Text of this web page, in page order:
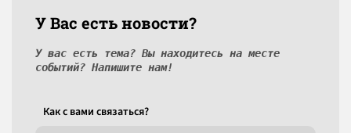
У Вас есть новости?
У вас есть тема? Вы находитесь на месте
событий? Напишите нам!
Как c вами связаться?